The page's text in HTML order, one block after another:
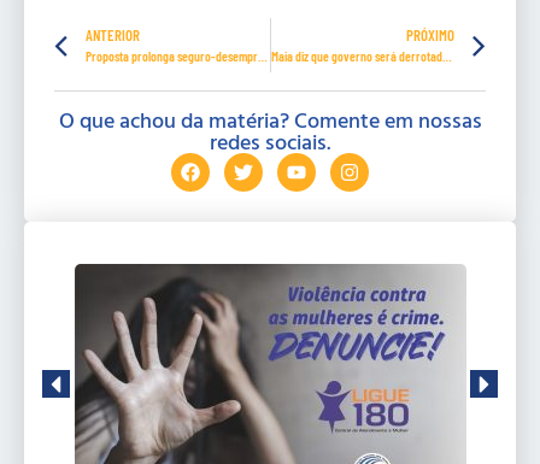
ANTERIOR PRÓXIMO
Maia diz que governo será derrotado na Câmara se insistir em nova CPMF
O que achou da matéria? Comente em nossas
redes sociais.